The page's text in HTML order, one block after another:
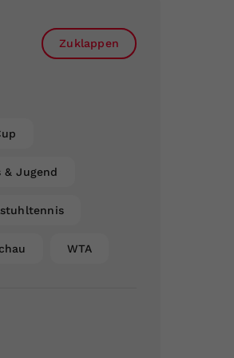
Zuklappen
& Jugend
WTA